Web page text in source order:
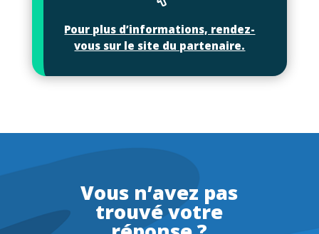
Pour plus d’informations, rendez-
vous sur le site du partenaire.
Vous n’avez pas
trouvé votre